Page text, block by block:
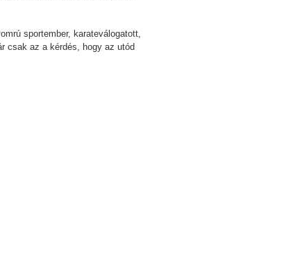
sportember, karateválogatott,
csak az a kérdés, hogy az utód